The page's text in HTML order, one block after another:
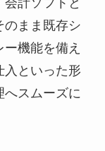
計ソフトと
のまま既存シ
機能を備え
入といった形
へスムーズに